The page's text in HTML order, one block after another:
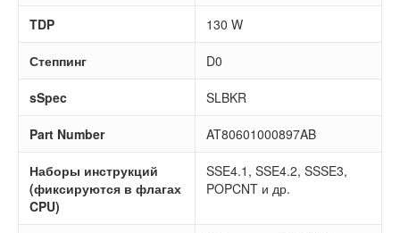
TDP 130 W
Степпинг D0
sSpec SLBKR
Part Number AT80601000897AB
Наборы инструкций
(фиксируются в флагах
CPU)
SSE4.1, SSE4.2, SSSE3,
POPCNT и др.